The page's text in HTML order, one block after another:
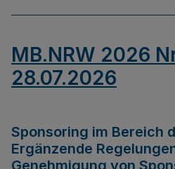
MB.NRW 2026
28.07.2026
Sponsoring im Bereich
Ergänzende
Genehmigung von